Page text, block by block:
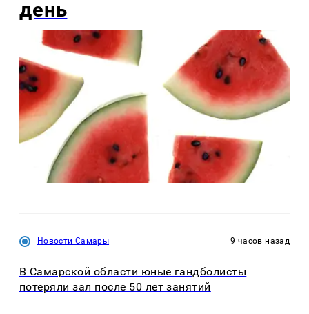
день
Новости Самары 9 часов назад
В Самарской области юные гандболисты
потеряли зал после 50 лет занятий